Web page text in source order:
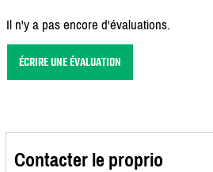
Il n'y a pas encore d'évaluations.
ÉCRIRE UNE ÉVALUATION
Contacter le proprio